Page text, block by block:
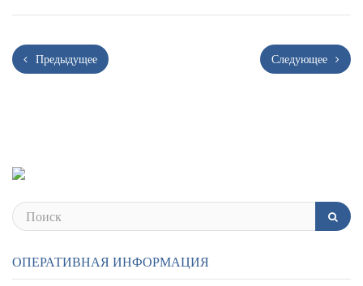
Предыдущее Следующее
ОПЕРАТИВНАЯ ИНФОРМАЦИЯ